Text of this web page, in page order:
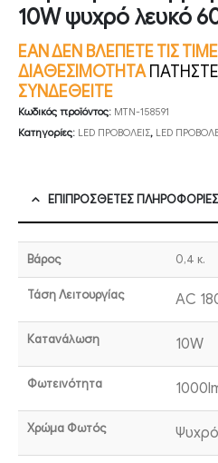
10W ψυχρό λευκό
ΕΑΝ ΔΕΝ ΒΛΕΠΕΤΕ ΤΙΣ
ΔΙΑΘΕΣΙΜΟΤΗΤΑ
ΣΥΝΔΕΘΕΙΤΕ
Κωδικός προϊόντος: MTN-158591
Κατηγορίες: LED ΠΡΟΒΟΛΕΙΣ, LED
ΕΠΙΠΡΌΣΘΕΤΕΣ ΠΛΗΡΟΦΟΡΊΕΣ
Βάρος 0,4 κ.
Τάση Λειτουργίας AC
Κατανάλωση 10W
Φωτεινότητα
Χρώμα Φωτός